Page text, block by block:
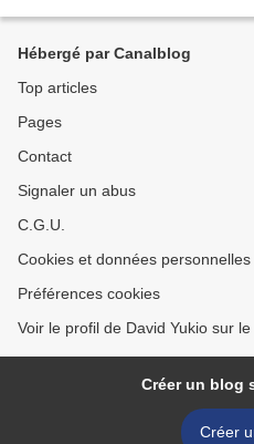
Hébergé par Canalblog
Top articles
Pages
Contact
Signaler un abus
C.G.U.
Cookies et données personnelles
Préférences cookies
Voir le profil de David Yukio sur
Créer un blog
Créer